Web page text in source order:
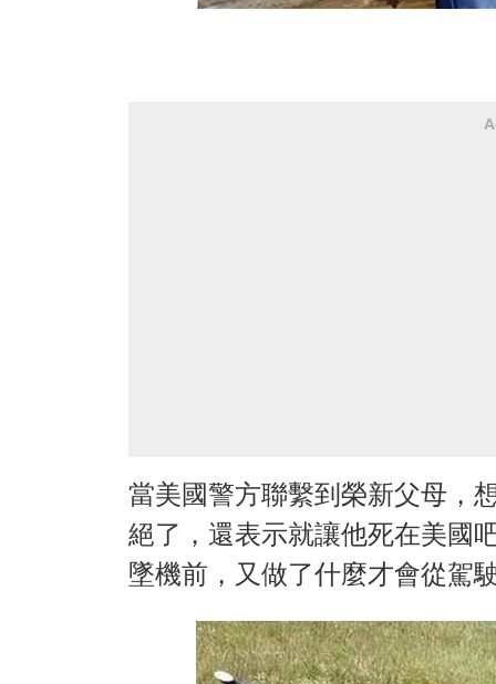
當美國警方聯繫到榮新父母，
絕了，還表示就讓他死在美國
墜機前，又做了什麼才會從駕